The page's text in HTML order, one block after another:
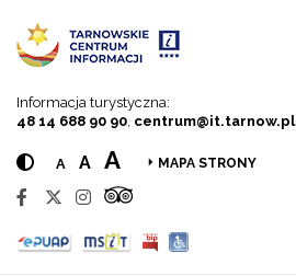
Informacja turystyczna:
48 14 688 90 90 centrum@it.tarnow.pl
A A A MAPA STRONY